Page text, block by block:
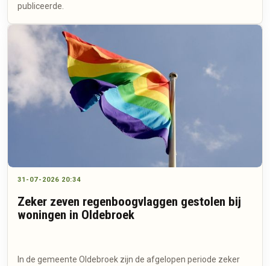
publiceerde.
31-07-2026 20:34
Zeker zeven regenboogvlaggen gestolen bij
woningen in Oldebroek
In de gemeente Oldebroek zijn de afgelopen periode zeker